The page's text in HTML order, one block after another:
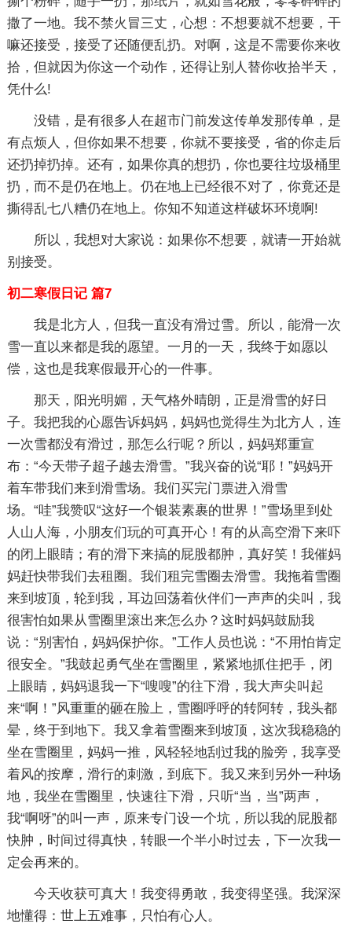
撒了一地。我不禁火冒三丈，心想：不想要就不想要，干
嘛还接受，接受了还随便乱扔。对啊，这是不需要你来收
拾，但就因为你这一个动作，还得让别人替你收拾半天，
凭什么!
没错，是有很多人在超市门前发这传单发那传单，是
有点烦人，但你如果不想要，你就不要接受，省的你走后
还扔掉扔掉。还有，如果你真的想扔，你也要往垃圾桶里
扔，而不是仍在地上。仍在地上已经很不对了，你竟还是
撕得乱七八糟仍在地上。你知不知道这样破坏环境啊!
所以，我想对大家说：如果你不想要，就请一开始就
别接受。
初二寒假日记 篇7
我是北方人，但我一直没有滑过雪。所以，能滑一次
雪一直以来都是我的愿望。一月的一天，我终于如愿以
偿，这也是我寒假最开心的一件事。
那天，阳光明媚，天气格外晴朗，正是滑雪的好日
子。我把我的心愿告诉妈妈，妈妈也觉得生为北方人，连
一次雪都没有滑过，那怎么行呢？所以，妈妈郑重宣
布：“今天带子超子越去滑雪。”我兴奋的说“耶！”妈妈开
着车带我们来到滑雪场。我们买完门票进入滑雪
场。“哇”我赞叹“这好一个银装素裹的世界！”雪场里到处
人山人海，小朋友们玩的可真开心！有的从高空滑下来吓
的闭上眼睛；有的滑下来搞的屁股都肿，真好笑！我催妈
妈赶快带我们去租圈。我们租完雪圈去滑雪。我拖着雪圈
来到坡顶，轮到我，耳边回荡着伙伴们一声声的尖叫，我
很害怕如果从雪圈里滚出来怎么办？这时妈妈鼓励我
说：“别害怕，妈妈保护你。”工作人员也说：“不用怕肯定
很安全。”我鼓起勇气坐在雪圈里，紧紧地抓住把手，闭
上眼睛，妈妈退我一下“嗖嗖”的往下滑，我大声尖叫起
来“啊！”风重重的砸在脸上，雪圈呼呼的转阿转，我头都
晕，终于到地下。我又拿着雪圈来到坡顶，这次我稳稳的
坐在雪圈里，妈妈一推，风轻轻地刮过我的脸旁，我享受
着风的按摩，滑行的刺激，到底下。我又来到另外一种场
地，我坐在雪圈里，快速往下滑，只听“当，当”两声，
我“啊呀”的叫一声，原来专门设一个坑，所以我的屁股都
快肿，时间过得真快，转眼一个半小时过去，下一次我一
定会再来的。
今天收获可真大！我变得勇敢，我变得坚强。我深深
地懂得：世上五难事，只怕有心人。